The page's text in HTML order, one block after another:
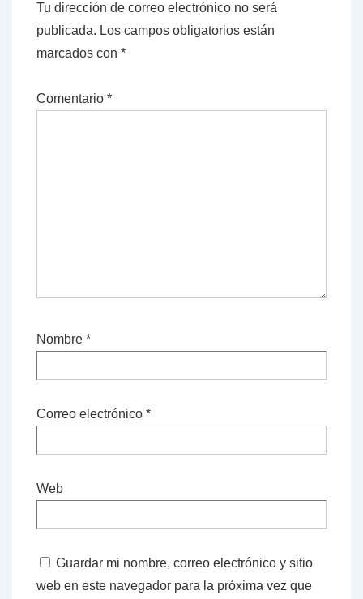
Tu dirección de correo electrónico no será
publicada. Los campos obligatorios están
marcados con *
Comentario *
Nombre *
Correo electrónico *
Web
Guardar mi nombre, correo electrónico y sitio
web en este navegador para la próxima vez que